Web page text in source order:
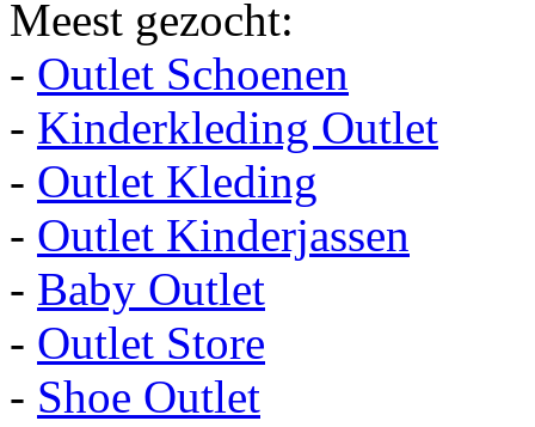
Meest gezocht:
- Outlet Schoenen
- Kinderkleding Outlet
- Outlet Kleding
- Outlet Kinderjassen
- Baby Outlet
- Outlet Store
- Shoe Outlet